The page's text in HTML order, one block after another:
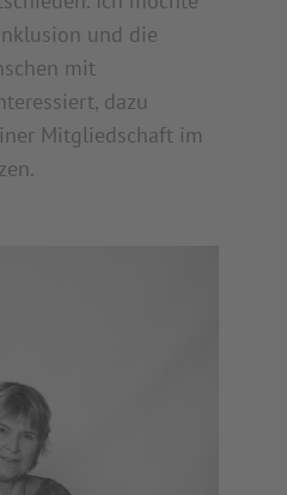
und die
mit
dazu
Mitgliedschaft im